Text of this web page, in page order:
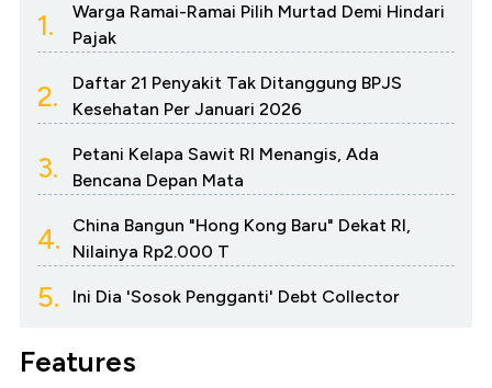
1.
Warga Ramai-Ramai Pilih Murtad Demi Hindari
Pajak
2.
Daftar 21 Penyakit Tak Ditanggung BPJS
Kesehatan Per Januari 2026
3.
Petani Kelapa Sawit RI Menangis, Ada
Bencana Depan Mata
4.
China Bangun "Hong Kong Baru" Dekat RI,
Nilainya Rp2.000 T
5. Ini Dia 'Sosok Pengganti' Debt Collector
Features